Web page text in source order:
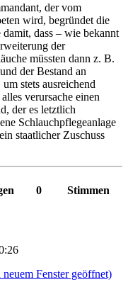
der vom
wird, begründet die
dass – wie bekannt
der
müssten dann z. B.
der Bestand an
stets ausreichend
verursache einen
der es letztlich
Schlauchpflegeanlage
staatlicher Zuschuss
0 Stimmen
Fenster geöffnet)